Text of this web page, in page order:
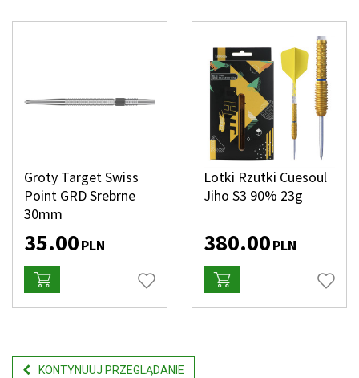
Groty Target Swiss
Point GRD Srebrne
30mm
35.00PLN
Lotki Rzutki Cuesoul
Jiho S3 90% 23g
380.00PLN
KONTYNUUJ PRZEGLĄDANIE